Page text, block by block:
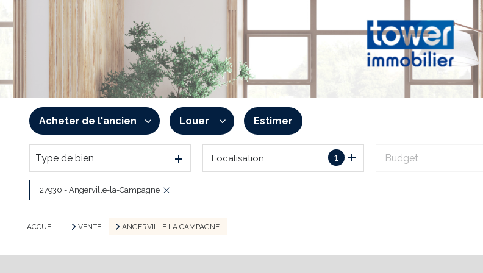
Acheter de l'ancien
De l'ancien
De l'immo pro
Louer
à l'année
Estimer
Type de bien 1
Localisation Budget
27930 - Angerville-la-Campagne
ACCUEIL VENTE ANGERVILLE LA CAMPAGNE